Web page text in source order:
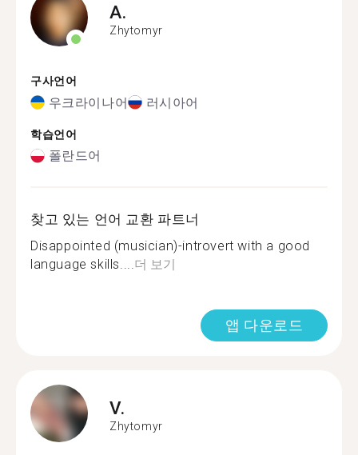
A.
Zhytomyr
구사언어
우크라이나어 러시아어
학습언어
폴란드어
찾고 있는 언어 교환 파트너
Disappointed (musician)-introvert with a good
language skills....더 보기
앱 다운로드
V.
Zhytomyr